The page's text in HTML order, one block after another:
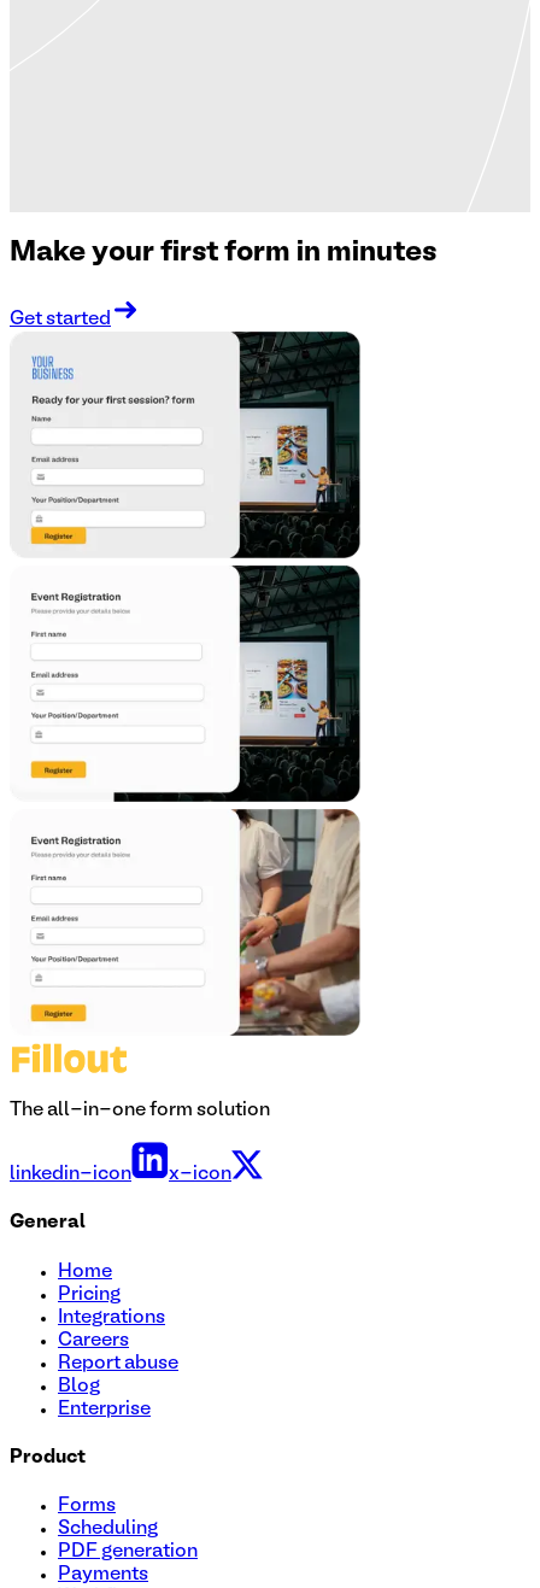
Make your first form in minutes
Get started
The all-in-one form solution
linkedin-icon x-icon
General
Home
Pricing
Integrations
Careers
Report abuse
Blog
Enterprise
Product
Forms
Scheduling
PDF generation
Payments